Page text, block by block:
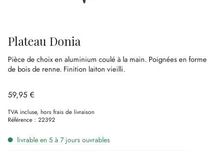
Plateau Donia
Pièce de choix en aluminium coulé à la main. Poignées en forme
de bois de renne. Finition laiton vieilli.
59,95 €
TVA incluse, hors frais de livraison
Référence : 22392
livrable en 5 à 7 jours ouvrables